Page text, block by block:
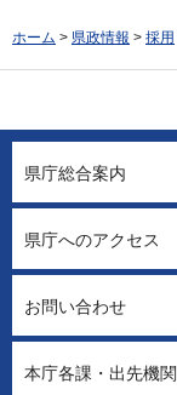
ホーム > 県政情報 > 採用
県庁総合案内
県庁へのアクセス
お問い合わせ
本庁各課・出先機関